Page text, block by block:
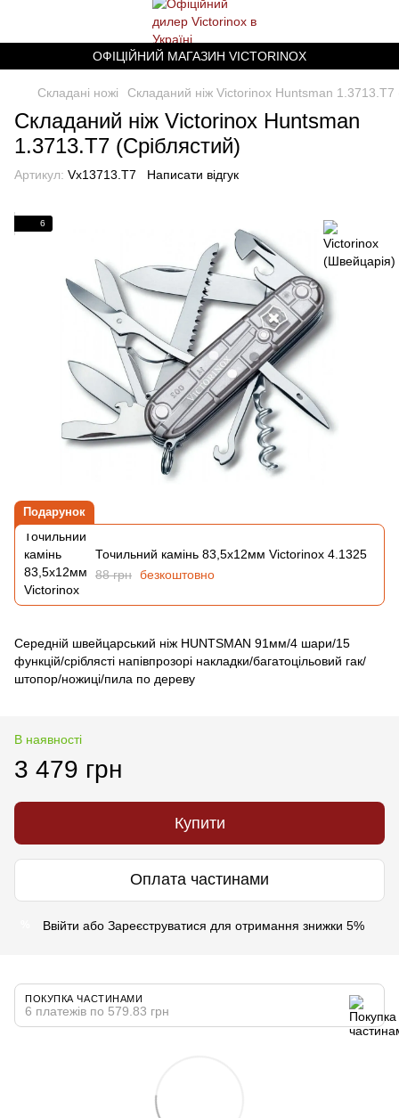
ОФІЦІЙНИЙ МАГАЗИН VICTORINOX
Складані ножі Складаний ніж Victorinox Huntsman 1.3713.T7
Складаний ніж Victorinox Huntsman
1.3713.T7 (Сріблястий)
Артикул: Vx13713.T7 Написати відгук
6
Подарунок
Точильний камінь 83,5х12мм Victorinox 4.1325
88 грн безкоштовно
Середній швейцарський ніж HUNTSMAN 91мм/4 шари/15
функцій/сріблясті напівпрозорі накладки/багатоцільовий гак/
штопор/ножиці/пила по дереву
В наявності
3 479 грн
Купити
Оплата частинами
Ввійти або Зареєструватися для отримання знижки 5%
ПОКУПКА ЧАСТИНАМИ
6 платежів по 579.83 грн